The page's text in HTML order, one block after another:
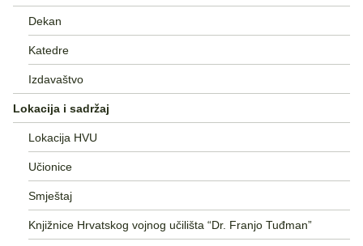
Dekan
Katedre
Izdavaštvo
Lokacija i sadržaj
Lokacija HVU
Učionice
Smještaj
Knjižnice Hrvatskog vojnog učilišta “Dr. Franjo Tuđman”